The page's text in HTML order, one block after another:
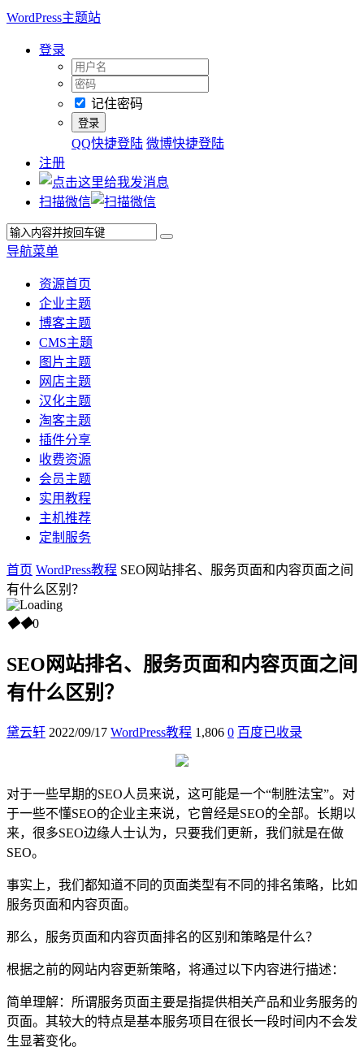
WordPress主题站
登录
记住密码
QQ快捷登陆 微博快捷登陆
注册
扫描微信
导航菜单
资源首页
企业主题
博客主题
CMS主题
图片主题
网店主题
汉化主题
淘客主题
插件分享
收费资源
会员主题
实用教程
主机推荐
定制服务
首页 WordPress教程 SEO网站排名、服务页面和内容页面之间
有什么区别？
◆◆0
SEO网站排名、服务页面和内容页面之间
有什么区别？
黛云轩 2022/09/17 WordPress教程 1,806 0 百度已收录
对于一些早期的SEO人员来说，这可能是一个“制胜法宝”。对
于一些不懂SEO的企业主来说，它曾经是SEO的全部。长期以
来，很多SEO边缘人士认为，只要我们更新，我们就是在做
SEO。
事实上，我们都知道不同的页面类型有不同的排名策略，比如
服务页面和内容页面。
那么，服务页面和内容页面排名的区别和策略是什么？
根据之前的网站内容更新策略，将通过以下内容进行描述：
简单理解：所谓服务页面主要是指提供相关产品和业务服务的
页面。其较大的特点是基本服务项目在很长一段时间内不会发
生显著变化。